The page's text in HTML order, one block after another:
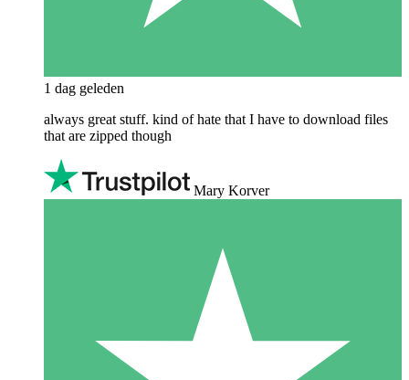
1 dag geleden
always great stuff. kind of hate that I have to download files
that are zipped though
Mary Korver